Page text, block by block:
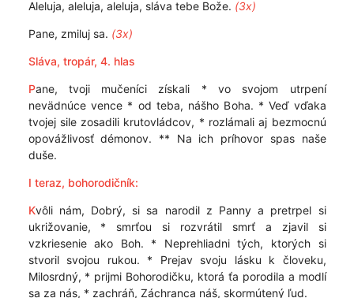
Aleluja, aleluja, aleluja, sláva tebe Bože. (3x)
Pane, zmiluj sa. (3x)
Sláva, tropár, 4. hlas
Pane, tvoji mučeníci získali * vo svojom utrpení
nevädnúce vence * od teba, nášho Boha. * Veď vďaka
tvojej sile zosadili krutovládcov, * rozlámali aj bezmocnú
opovážlivosť démonov. ** Na ich príhovor spas naše
duše.
I teraz, bohorodičník:
Kvôli nám, Dobrý, si sa narodil z Panny a pretrpel si
ukrižovanie, * smrťou si rozvrátil smrť a zjavil si
vzkriesenie ako Boh. * Neprehliadni tých, ktorých si
stvoril svojou rukou. * Prejav svoju lásku k človeku,
Milosrdný, * prijmi Bohorodičku, ktorá ťa porodila a modlí
sa za nás, * zachráň, Záchranca náš, skormútený ľud.